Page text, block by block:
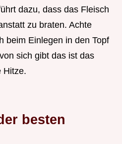
dazu, dass das Fleisch
zu braten. Achte
beim Einlegen in den Topf
sich gibt das ist das
Hitze.
besten